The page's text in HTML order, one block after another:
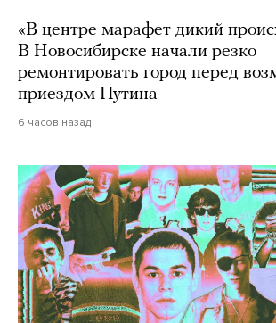
«В центре марафет дикий
В Новосибирске начали резко
ремонтировать город перед
приездом Путина
6 часов назад